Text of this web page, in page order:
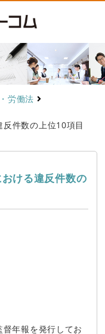
労働法
件数の上位10項目
ける違反件数の
年報を発行してお